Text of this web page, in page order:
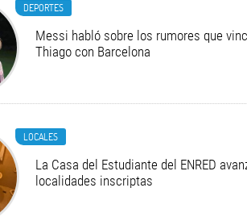
DEPORTES
Messi habló sobre los rumores que
Thiago con Barcelona
LOCALES
La Casa del Estudiante del ENRED
localidades inscriptas